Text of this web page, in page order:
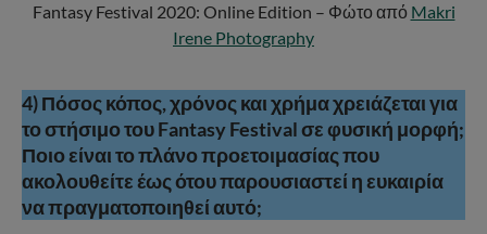
Fantasy Festival 2020: Online Edition – Φώτο από Makri
Irene Photography
4) Πόσος κόπος, χρόνος και χρήμα χρειάζεται για
το στήσιμο του Fantasy Festival σε φυσική μορφή;
Ποιο είναι το πλάνο προετοιμασίας που
ακολουθείτε έως ότου παρουσιαστεί η ευκαιρία
να πραγματοποιηθεί αυτό;